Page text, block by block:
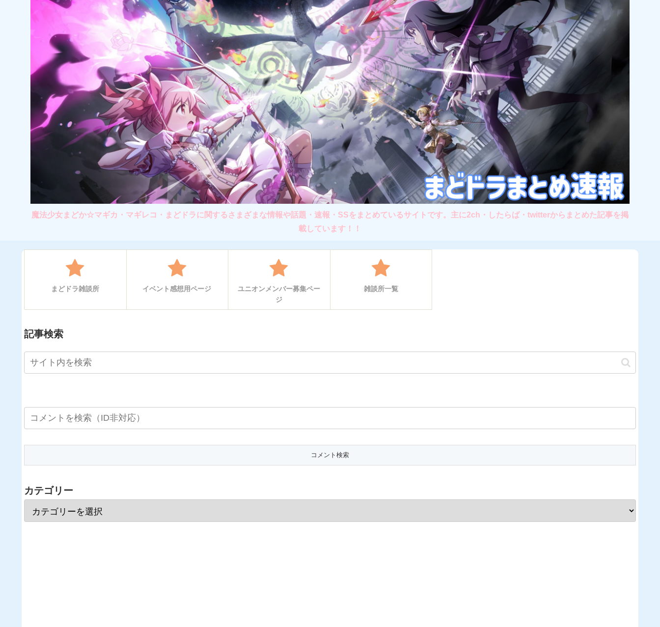
魔法少女まどか☆マギカ・マギレコ・まどドラに関するさまざまな情報や話題・速報・SSをまとめているサイトです。主に2ch・したらば・twitterからまとめた記事を掲
載しています！！
まどドラ雑談所 イベント感想用ページ
ユニオンメンバー募集ペー
ジ
雑談所一覧
記事検索
カテゴリー